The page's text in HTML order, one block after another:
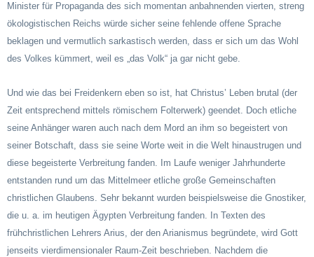
Minister für Propaganda des sich momentan anbahnenden vierten, streng
ökologistischen Reichs würde sicher seine fehlende offene Sprache
beklagen und vermutlich sarkastisch werden, dass er sich um das Wohl
des Volkes kümmert, weil es „das Volk“ ja gar nicht gebe.
Und wie das bei Freidenkern eben so ist, hat Christus’ Leben brutal (der
Zeit entsprechend mittels römischem Folterwerk) geendet. Doch etliche
seine Anhänger waren auch nach dem Mord an ihm so begeistert von
seiner Botschaft, dass sie seine Worte weit in die Welt hinaustrugen und
diese begeisterte Verbreitung fanden. Im Laufe weniger Jahrhunderte
entstanden rund um das Mittelmeer etliche große Gemeinschaften
christlichen Glaubens. Sehr bekannt wurden beispielsweise die Gnostiker,
die u. a. im heutigen Ägypten Verbreitung fanden. In Texten des
frühchristlichen Lehrers Arius, der den Arianismus begründete, wird Gott
jenseits vierdimensionaler Raum-Zeit beschrieben. Nachdem die